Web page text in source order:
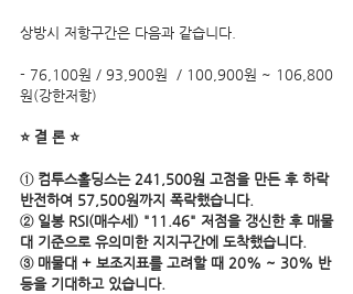
상방시 저항구간은 다음과 같습니다.
- 76,100원 / 93,900원  / 100,900원 ~ 106,800
원(강한저항)
⭐ 결 론 ⭐
① 컴투스홀딩스는 241,500원 고점을 만든 후 하락
반전하여 57,500원까지 폭락했습니다.
② 일봉 RSI(매수세) "11.46" 저점을 갱신한 후 매물
대 기준으로 유의미한 지지구간에 도착했습니다.
③ 매물대 + 보조지표를 고려할 때 20% ~ 30% 반
등을 기대하고 있습니다.